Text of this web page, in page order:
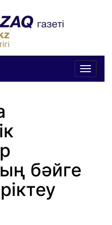
Toggle
бәйге